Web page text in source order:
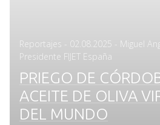
Reportajes - Posted
on
02.08.2025 - Miguel
Presidente FIJET España
PRIEGO DE
ACEITE DE OLIVA
DEL MUNDO